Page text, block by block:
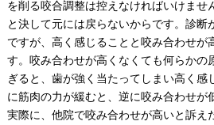
を削る咬合調整は控えなければいけませ
と決して元には戻らないからです。診断
ですが、高く感じることと咬み合わせが
す。咬み合わせが高くなくても何らかの
ぎると、歯が強く当たってしまい高く感
に筋肉の力が緩むと、逆に咬み合わせが
実際に、他院で咬み合わせが高いと訴え